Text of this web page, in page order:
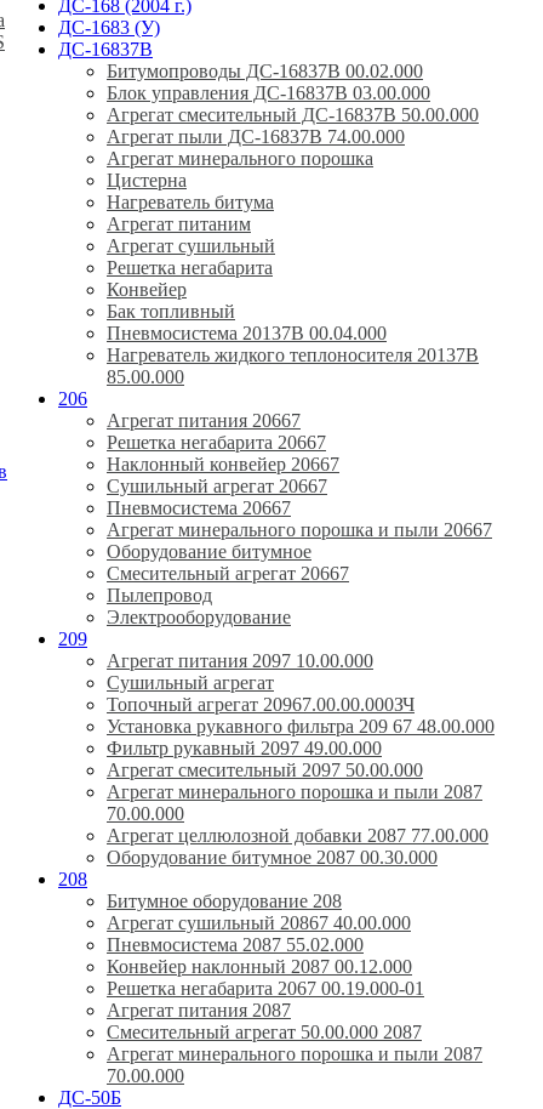
ДС-168 (2004 г.)
ДС-1683 (У)
ДС-16837В
Битумопроводы ДС-16837В 00.02.000
Блок управления ДС-16837В 03.00.000
Агрегат смесительный ДС-16837В 50.00.000
Агрегат пыли ДС-16837В 74.00.000
Агрегат минерального порошка
Цистерна
Нагреватель битума
Агрегат питаним
Агрегат сушильный
Решетка негабарита
Конвейер
Бак топливный
Пневмосистема 20137В 00.04.000
Нагреватель жидкого теплоносителя 20137В
85.00.000
206
Агрегат питания 20667
Решетка негабарита 20667
Наклонный конвейер 20667
Сушильный агрегат 20667
Пневмосистема 20667
Агрегат минерального порошка и пыли 20667
Оборудование битумное
Смесительный агрегат 20667
Пылепровод
Электрооборудование
209
Агрегат питания 2097 10.00.000
Сушильный агрегат
Топочный агрегат 20967.00.00.000ЗЧ
Установка рукавного фильтра 209 67 48.00.000
Фильтр рукавный 2097 49.00.000
Агрегат смесительный 2097 50.00.000
Агрегат минерального порошка и пыли 2087
70.00.000
Агрегат целлюлозной добавки 2087 77.00.000
Оборудование битумное 2087 00.30.000
208
Битумное оборудование 208
Агрегат сушильный 20867 40.00.000
Пневмосистема 2087 55.02.000
Конвейер наклонный 2087 00.12.000
Решетка негабарита 2067 00.19.000-01
Агрегат питания 2087
Смесительный агрегат 50.00.000 2087
Агрегат минерального порошка и пыли 2087
70.00.000
ДС-50Б